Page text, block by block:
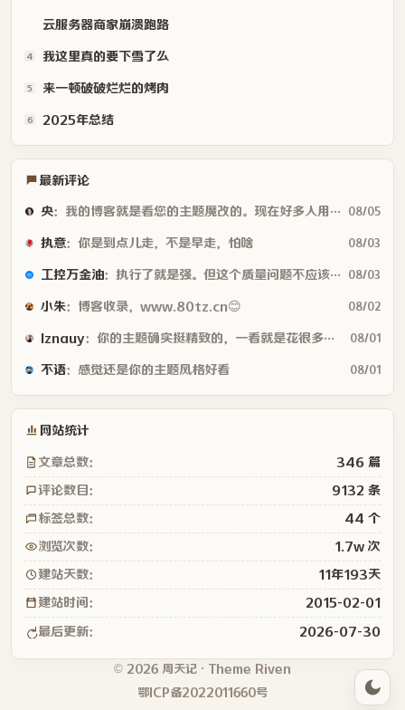
云服务器商家崩溃跑路
4 我这里真的要下雪了么
5 来一顿破破烂烂的烤肉
6 2025年总结
最新评论
央：我的博客就是看您的主题魔改的。现在好多人用你这个AI做的，就否定别人... 08/05
执意：你是到点儿走，不是早走，怕啥 08/03
工控万金油：执行了就是强。但这个质量问题不应该由物业或是房产公司来处理吗😂 08/03
小朱：博客收录，www.80tz.cn😊 08/02
lznauy：你的主题确实挺精致的，一看就是花很多时间打磨的，现在都是用AI写代码... 08/01
不语：感觉还是你的主题风格好看 08/01
网站统计
文章总数： 346 篇
评论数目： 9132 条
标签总数： 44 个
浏览次数： 1.7w 次
建站天数： 11年193天
建站时间： 2015-02-01
最后更新： 2026-07-30
© 2026 周天记 · Theme
Riven
鄂ICP备2022011660号